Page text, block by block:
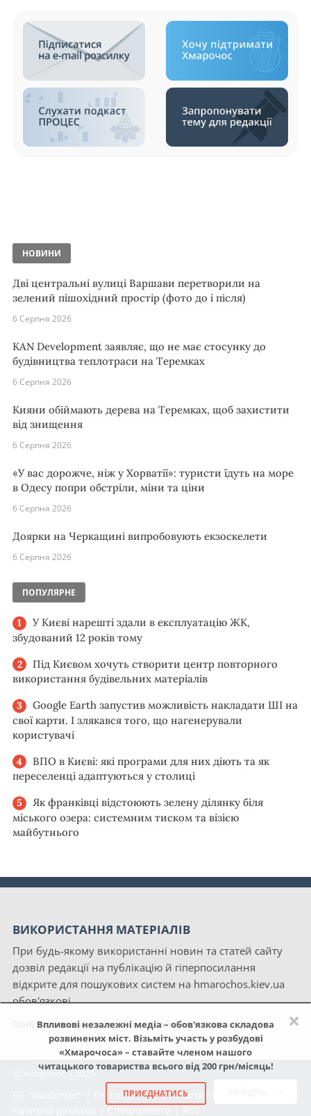
×
Впливові незалежні медіа – обов'язкова складова
розвинених міст. Візьміть участь у розбудові
«Хмарочоса» – ставайте членом нашого
читацького товариства всього від 200 грн/місяць!
ПРИЄДНАТИСЬ
НОВИНИ
Дві центральні вулиці Варшави перетворили на
зелений пішохідний простір (фото до і після)
6 Серпня 2026
KAN Development заявляє, що не має стосунку до
будівництва теплотраси на Теремках
6 Серпня 2026
Кияни обіймають дерева на Теремках, щоб захистити
від знищення
6 Серпня 2026
«У вас дорожче, ніж у Хорватії»: туристи їдуть на море
в Одесу попри обстріли, міни та ціни
6 Серпня 2026
Доярки на Черкащині випробовують екзоскелети
6 Серпня 2026
ПОПУЛЯРНЕ
У Києві нарешті здали в експлуатацію ЖК,
збудований 12 років тому
Під Києвом хочуть створити центр повторного
використання будівельних матеріалів
Google Earth запустив можливість накладати ШІ на
свої карти. І злякався того, що нагенерували
користувачі
ВПО в Києві: які програми для них діють та як
переселенці адаптуються у столиці
Як франківці відстоюють зелену ділянку біля
міського озера: системним тиском та візією
майбутнього
ВИКОРИСТАННЯ МАТЕРІАЛІВ
При будь-якому використанні новин та статей сайту
дозвіл редакції на публікацію й гіперпосилання
відкрите для пошукових систем на hmarochos.kiev.ua
обов'язкові.
Політика конфіденційності сайту «Хмарочос»
© Хмарочос | 2025
Реклама|NGO Hmarochos